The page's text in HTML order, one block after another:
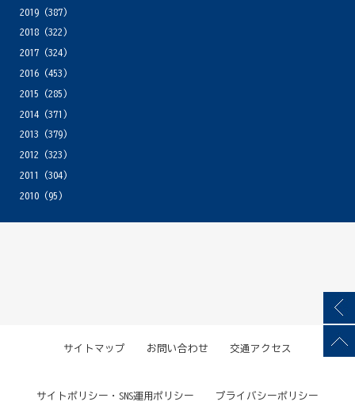
2019(387)
2018(322)
2017(324)
2016(453)
2015 (285)
2014(371)
2013 (379)
2012 (323)
2011
(304)
2010(95)
サイトマップ お問い合わせ 交通アクセス
サイトポリシー・SNS運用ポリシー プライバシーポリシー